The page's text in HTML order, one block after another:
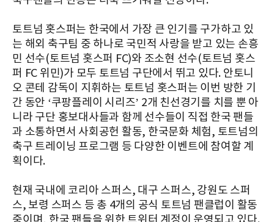
토트넘 홋스퍼는 한국에서 가장 큰 인기를 구가하고 있
는 해외 축구팀 중 하나로 국민적 사랑을 받고 있는 손흥
민 선수(토트넘 홋스퍼 FC)와 조소현 선수(토트넘 홋스
퍼 FC 위민)가 모두 토트넘 구단에서 뛰고 있다. 안토니
오 콘테 감독이 지휘하는 토트넘 홋스퍼는 이번 방한 기
간 동안 ‘쿠팡플레이 시리즈’ 2개 친선경기를 치를 뿐 아
니라 구단 홍보대사들과 함께 선수들이 직접 한국 팬들
과 소통하면서 사회공헌 활동, 한국문화 체험, 토트넘의
축구 트레이닝 프로그램 등 다양한 이벤트에 참여할 계
획이다.
현재 국내에 코리아 스퍼스, 대구 스퍼스, 강원도 스퍼
스, 보령 스퍼스 등 총 4개의 공식 토트넘 팬클럽이 활동